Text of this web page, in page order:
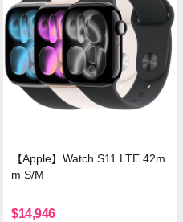
【Apple】Watch S11 LTE 42m
m S/M
$14,946